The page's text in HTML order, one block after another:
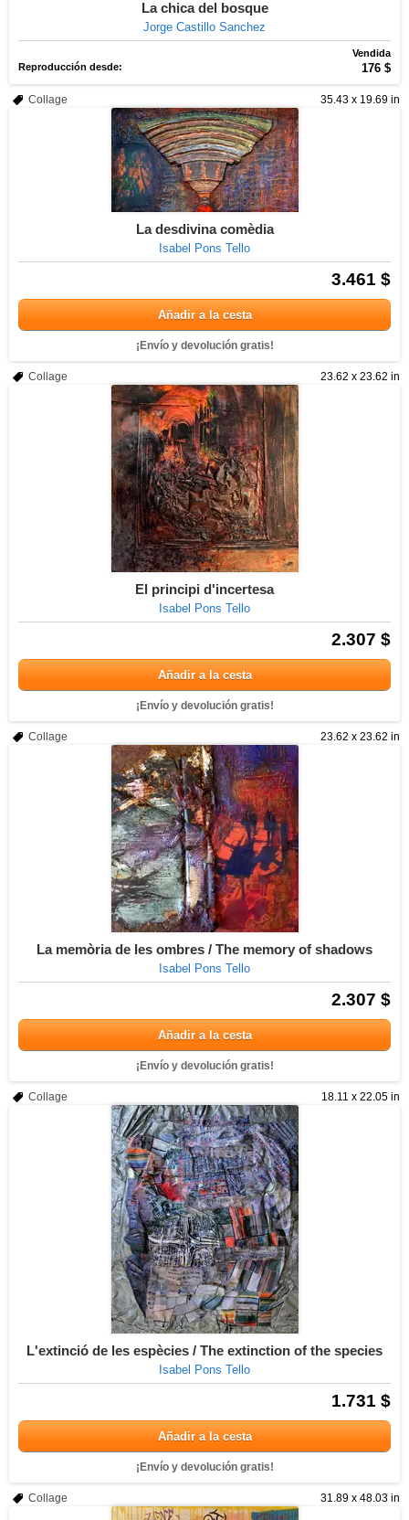
La chica del bosque
Jorge Castillo Sanchez
Vendida
Reproducción desde:
176 $
35.43 x 19.69 in
Collage
La desdivina comèdia
Isabel Pons Tello
3.461 $
Añadir a la cesta
¡Envío y devolución gratis!
23.62 x 23.62 in
Collage
El principi d'incertesa
Isabel Pons Tello
2.307 $
Añadir a la cesta
¡Envío y devolución gratis!
23.62 x 23.62 in
Collage
La memòria de les ombres / The memory of shadows
Isabel Pons Tello
2.307 $
Añadir a la cesta
¡Envío y devolución gratis!
18.11 x 22.05 in
Collage
L'extinció de les espècies / The extinction of the species
Isabel Pons Tello
1.731 $
Añadir a la cesta
¡Envío y devolución gratis!
31.89 x 48.03 in
Collage